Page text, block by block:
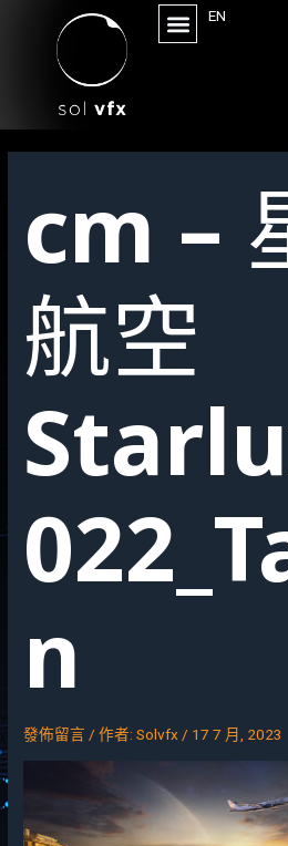
EN
cm –
航空
n
發佈留言 / 作者:Solvfx / 17 7 月, 2023